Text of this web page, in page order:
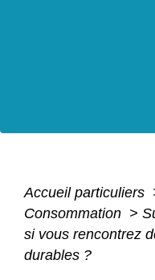
Accueil particuliers
Consommation >
si vous rencontrez
durables ?